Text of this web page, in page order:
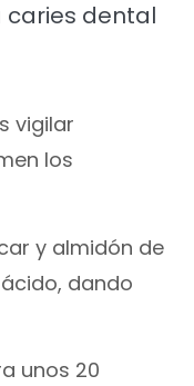
caries dental
vigilar
los
y almidón de
dando
unos 20